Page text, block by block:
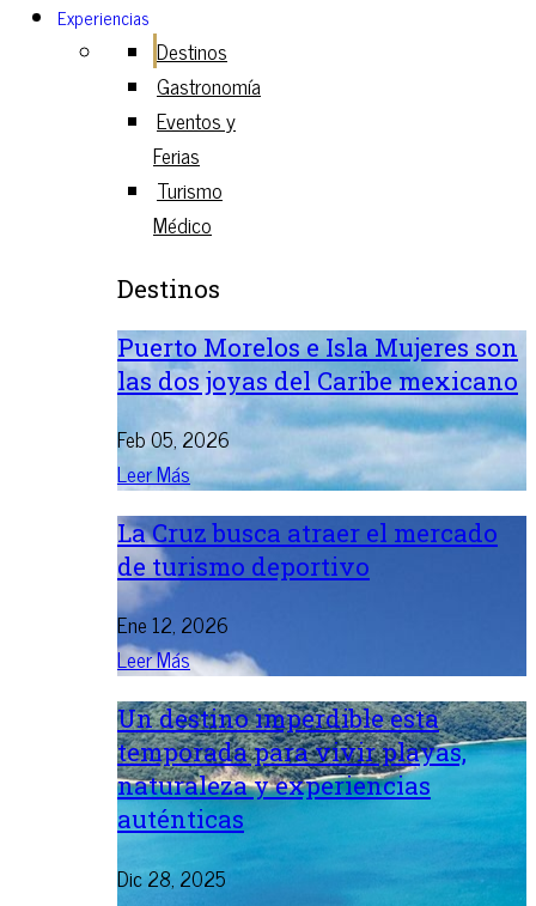
Experiencias
Destinos
Gastronomía
Eventos y
Ferias
Turismo
Médico
Destinos
Puerto Morelos e Isla Mujeres son
las dos joyas del Caribe mexicano
Feb 05, 2026
Leer Más
La Cruz busca atraer el mercado
de turismo deportivo
Ene 12, 2026
Leer Más
Un destino imperdible esta
temporada para vivir playas,
naturaleza y experiencias
auténticas
Dic 28, 2025